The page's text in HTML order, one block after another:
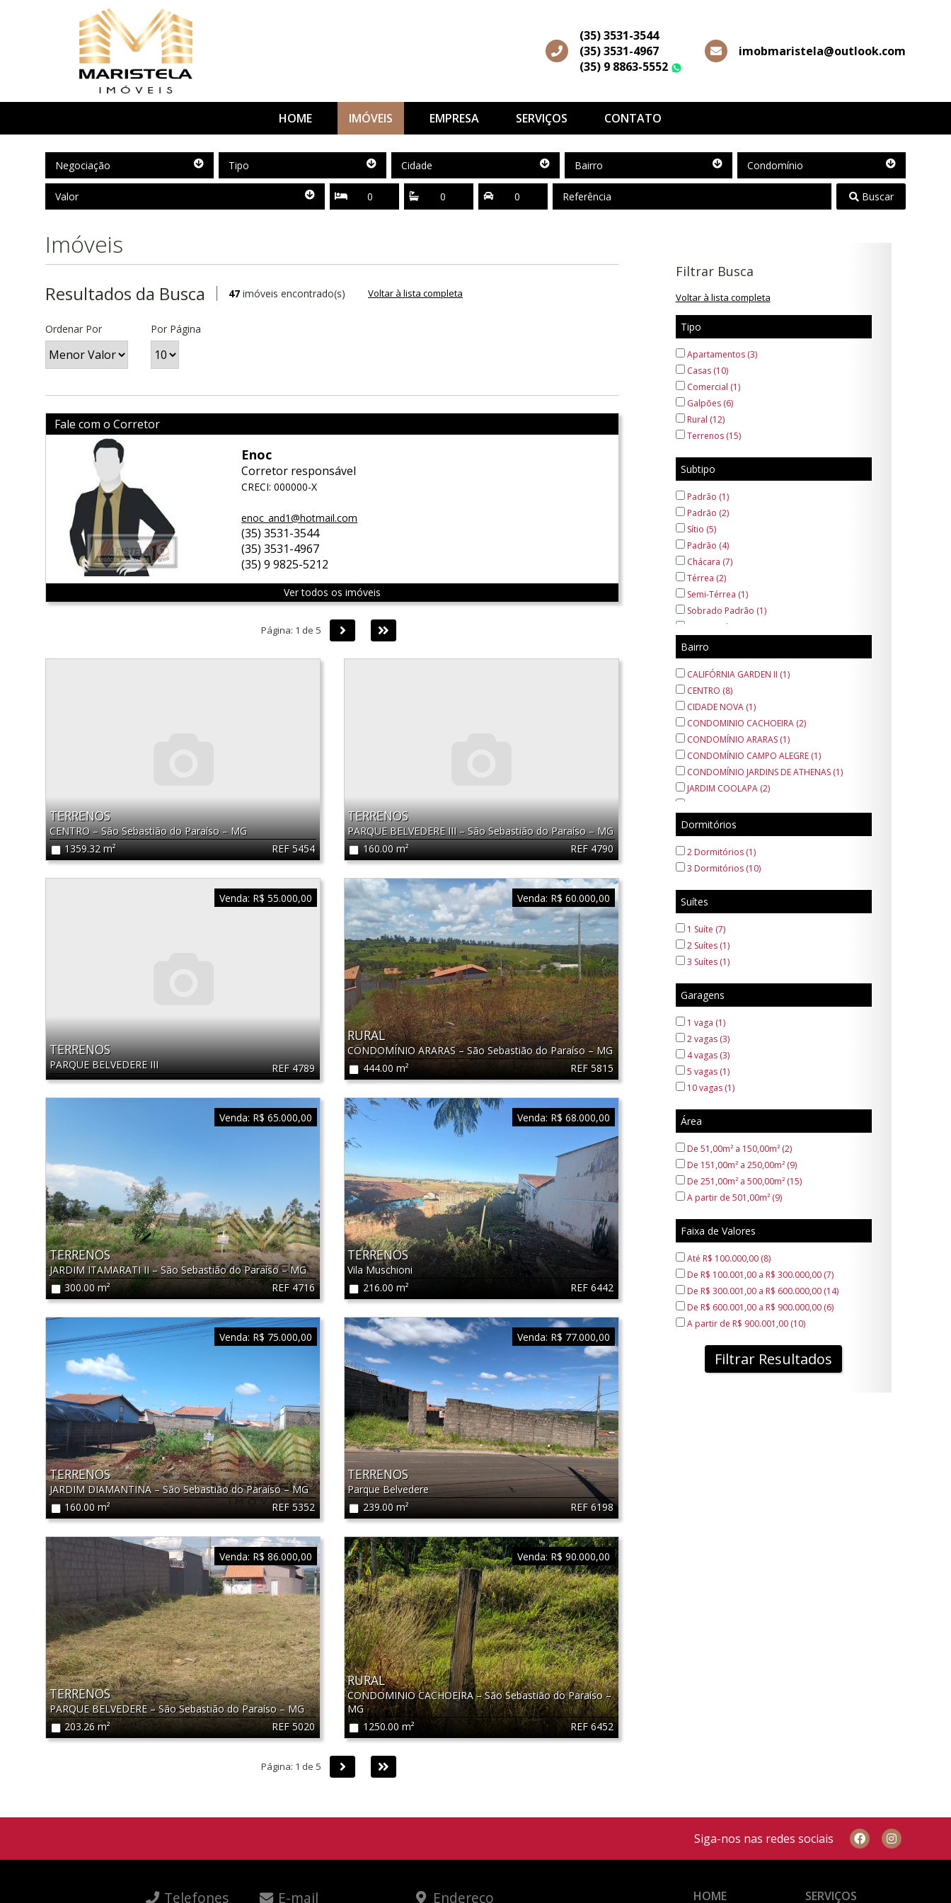
(35) 3531-3544
(35) 3531-4967
(35) 9 8863-5552
imobmaristela@outlook.com
HOME IMÓVEIS EMPRESA SERVIÇOS CONTATO
Negociação Tipo Cidade Bairro
Condomínio
Valor
Quartos Suítes Vagas
Buscar
Imóveis
Resultados da Busca 47 imóveis encontrado(s) Voltar à lista completa
Ordenar Por Por Página
Fale com o Corretor
Enoc
Corretor responsável
CRECI: 000000-X
enoc_and1@hotmail.com
(35) 3531-3544
(35) 3531-4967
(35) 9 9825-5212
Ver todos os imóveis
Página: 1 de 5 Próxima
REF 5454
TERRENOS
CENTRO–São Sebastião do Paraíso–MG
1359.32 m²
REF 4790
TERRENOS
PARQUE BELVEDERE III–São Sebastião do Paraíso–MG
160.00 m²
REF 4789
TERRENOS
PARQUE BELVEDERE III
Venda: R$ 55.000,00
REF 5815
RURAL
CONDOMÍNIO ARARAS–São Sebastião do Paraíso–MG
444.00 m²
Venda: R$ 60.000,00
REF 4716
TERRENOS
JARDIM ITAMARATI II–São Sebastião do Paraíso–MG
300.00 m²
Venda: R$ 65.000,00
REF 6442
TERRENOS
Vila Muschioni
216.00 m²
Venda: R$ 68.000,00
REF 5352
TERRENOS
JARDIM DIAMANTINA–São Sebastião do Paraíso–MG
160.00 m²
Venda: R$ 75.000,00
REF 6198
TERRENOS
Parque Belvedere
239.00 m²
Venda: R$ 77.000,00
REF 5020
TERRENOS
PARQUE BELVEDERE–São Sebastião do Paraíso–MG
203.26 m²
Venda: R$ 86.000,00
REF 6452
RURAL
CONDOMINIO CACHOEIRA–São Sebastião do Paraíso–
MG
1250.00 m²
Venda: R$ 90.000,00
Página: 1 de 5 Próxima
Filtrar Busca
Voltar à lista completa
Tipo
Apartamentos (3)
Casas (10)
Comercial (1)
Galpões (6)
Rural (12)
Terrenos (15)
Subtipo
Padrão (1)
Padrão (2)
Sítio (5)
Padrão (4)
Chácara (7)
Térrea (2)
Semi-Térrea (1)
Sobrado Padrão (1)
Comercial (6)
Área (3)
Bairro
CALIFÓRNIA GARDEN II (1)
CENTRO (8)
CIDADE NOVA (1)
CONDOMINIO CACHOEIRA (2)
CONDOMÍNIO ARARAS (1)
CONDOMÍNIO CAMPO ALEGRE (1)
CONDOMÍNIO JARDINS DE ATHENAS (1)
JARDIM COOLAPA (2)
JARDIM DIAMANTINA (1)
JARDIM EUROPA (1)
JARDIM INDEPENDÊNCIA (1)
JARDIM ITAMARATI II (1)
JARDIM MEDITERRANEE (1)
MOCOQUINHA (1)
Nova Ribeirânia (1)
PARQUE BELVEDERE (3)
PARQUE BELVEDERE III (2)
PORTAL DOS IPÊS (1)
Parque Belvedere (1)
RESIDENCIAL NOVO SAN GENARO (1)
RURAL (1)
SÃO JOSE (1)
SÃO JUDAS TADEU (1)
VILA HELENA (1)
Vila Muschioni (1)
Dormitórios
2 Dormitórios (1)
3 Dormitórios (10)
Suítes
1 Suíte (7)
2 Suítes (1)
3 Suítes (1)
Garagens
1 vaga (1)
2 vagas (3)
4 vagas (3)
5 vagas (1)
10 vagas (1)
Área
De 51,00m² a 150,00m² (2)
De 151,00m² a 250,00m² (9)
De 251,00m² a 500,00m² (15)
A partir de 501,00m² (9)
Faixa de Valores
Até R$ 100.000,00 (8)
De R$ 100.001,00 a R$ 300.000,00 (7)
De R$ 300.001,00 a R$ 600.000,00 (14)
De R$ 600.001,00 a R$ 900.000,00 (6)
A partir de R$ 900.001,00 (10)
Filtrar Resultados
Siga-nos nas redes sociais
Telefones E-mail Endereço HOME SERVIÇOS